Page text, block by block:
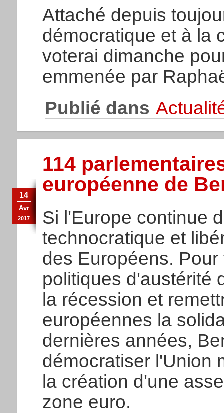
Attaché depuis
démocratique et à la
voterai dimanche
emmenée par
Publié dans
114
européenne de
14
Avr
2017
Si l'Europe continue
technocratique et
des Européens.
politiques d'austérité
la récession et
européennes la
dernières années,
démocratiser l'Union
la création d'une
zone euro.